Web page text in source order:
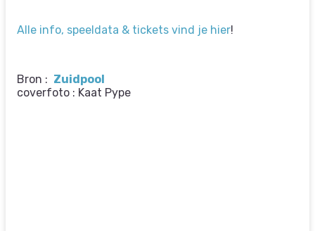
Alle info, speeldata & tickets vind je hier!
Bron : Zuidpool
coverfoto : Kaat Pype